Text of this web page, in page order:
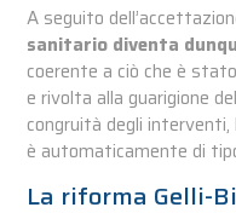
A seguito
sanitario diventa
coerente a ciò che è
e rivolta alla guarigione
congruità degli
è automaticamente di
La riforma Gelli-